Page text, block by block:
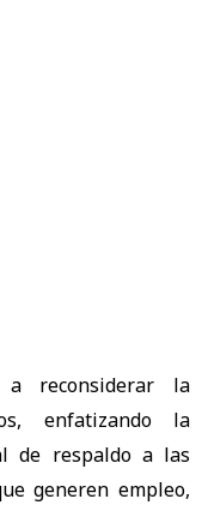
a reconsiderar la
, enfatizando la
de respaldo a las
generen empleo,